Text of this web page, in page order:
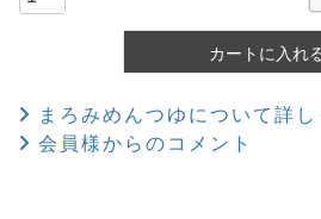
カートに入れ
まろみめんつゆについて詳し
会員様からのコメント